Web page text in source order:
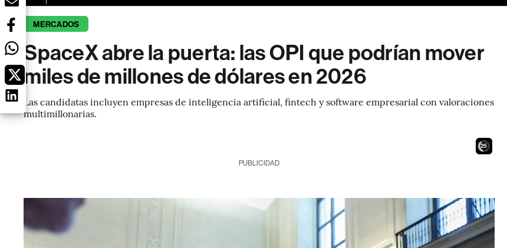
MERCADOS
SpaceX abre la puerta: las OPI que podrían mover
miles de millones de dólares en 2026
Las candidatas incluyen empresas de inteligencia artificial, fintech y software empresarial con valoraciones
multimillonarias.
24
PUBLICIDAD